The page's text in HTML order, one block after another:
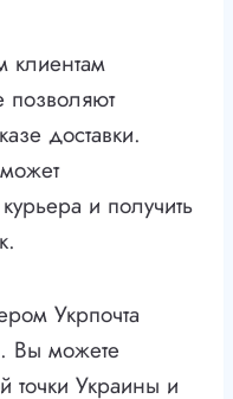
клиентам
позволяют
доставки.
и получить
Укрпочта
Вы можете
точки Украины и